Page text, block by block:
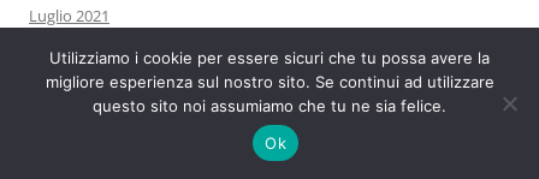
Luglio 2021
Maggio 2021
Aprile 2021
Utilizziamo i cookie per essere sicuri che tu possa avere la
migliore esperienza sul nostro sito. Se continui ad utilizzare
questo sito noi assumiamo che tu ne sia felice.
Ok